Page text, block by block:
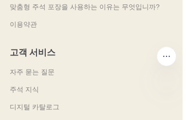
맞춤형 주석 포장을 사용하는 이유는 무엇입니까?
이용약관
고객 서비스
자주 묻는 질문
주석 지식
디지털 카탈로그
KO